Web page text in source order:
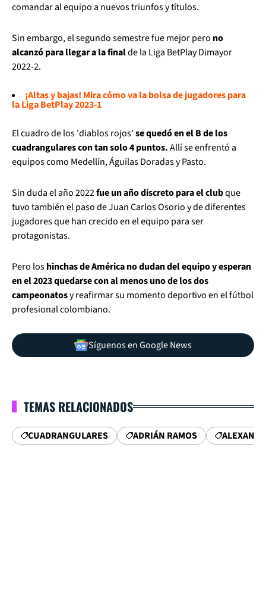
comandar al equipo a nuevos triunfos y títulos.
Sin embargo, el segundo semestre fue mejor pero no
alcanzó para llegar a la finalde la Liga BetPlay Dimayor
2022-2.
¡Altas y bajas! Mira cómo va la bolsa de jugadores para
la Liga BetPlay 2023-1
El cuadro de los 'diablos rojos'se quedó en el B de los
cuadrangulares con tan solo 4 puntos.Allí se enfrentó a
equipos como Medellín, Águilas Doradas y Pasto.
Sin duda el año 2022fue un año discreto para el clubque
tuvo también el paso de Juan Carlos Osorio y de diferentes
jugadores que han crecido en el equipo para ser
protagonistas.
Pero loshinchas de América no dudan del equipo y esperan
en el 2023 quedarse con al menos uno de los dos
campeonatosy reafirmar su momento deportivo en el fútbol
profesional colombiano.
Síguenos en Google News
TEMAS RELACIONADOS
CUADRANGULARES ADRIÁN RAMOS